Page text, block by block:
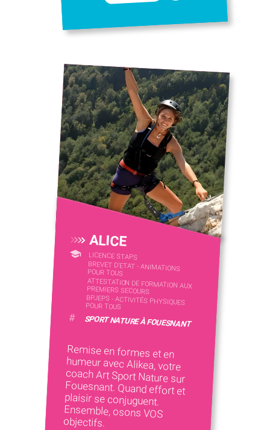
ALICE
LICENCE STAPS
BREVET D'ETAT - ANIMATIONS
POUR TOUS
ATTESTATION DE FORMATION AUX
PREMIERS SECOURS
BPJEPS - ACTIVITÉS PHYSIQUES
POUR TOUS
# SPORT NATURE À FOUESNANT
Remise en formes et en
humeur avec Alikea, votre
coach Art Sport Nature sur
Fouesnant. Quand effort et
plaisir se conjuguent.
Ensemble, osons VOS
objectifs.